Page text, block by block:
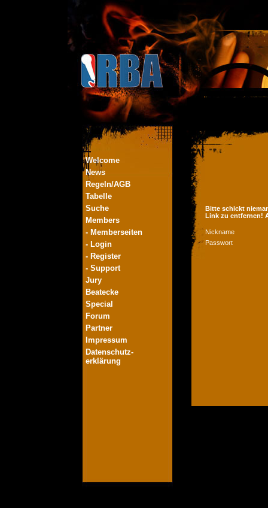
Welcome
News
Regeln/AGB
Tabelle
Suche
Members
- Memberseiten
- Login
- Register
- Support
Jury
Beatecke
Special
Forum
Partner
Impressum
Datenschutz-
erklärung
Bitte schickt
Link zu entfernen!
Nickname
Passwort